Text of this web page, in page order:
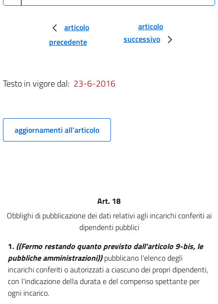
4
((Capo I-bis
5 bis
Pubblicazione dei dati, delle informazioni e dei documenti))
6
9 bis
11
12
Capo II
Obblighi di pubblicazione concernenti l'organizzazione e l'attività
articolo
precedente
articolo
successivo
Testo in vigore dal: 23-6-2016
aggiornamenti all'articolo
Art. 18
Obblighi di pubblicazione dei dati relativi agli incarichi conferiti ai
dipendenti pubblici
1. ((Fermo restando quanto previsto dall'articolo 9-bis, le
pubbliche amministrazioni))pubblicano l'elenco degli
incarichi conferiti o autorizzati a ciascuno dei propri dipendenti,
con l'indicazione della durata e del compenso spettante per
ogni incarico.